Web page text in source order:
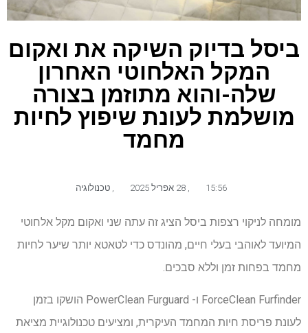
ביסל בדיוק השיקה את ואקום
המקל האלחוטי האחרון
שלה-והוא מתוזמן בצורה
מושלמת לעונת שיפוץ לחיות
מחמד
15:56 טכנולוגיה
מומחה לניקוי רצפות ביסל הציג זה עתה שני ואקום מקל אלחוטי
המיועד לאוהבי בעלי חיים, מהונדס כדי לטאטא יותר שיער לחיות
מחמד בפחות זמן וללא סבכים.
ForceClean Furfinder ו- PowerClean Furguard הושקו בזמן
לעונת פריסת חיות המחמד העיקרית, ומציעים טכנולוגיית מציאת